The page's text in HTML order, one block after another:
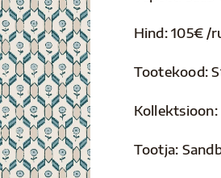
Hind: 105€ /
Tootekood:
Kollektsioon:
Tootja: